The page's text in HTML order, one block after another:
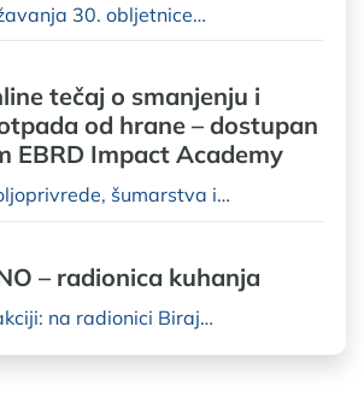
30. obljetnice…
tečaj o smanjenju i
od hrane – dostupan
EBRD Impact Academy
šumarstva i…
– radionica kuhanja
na radionici Biraj…